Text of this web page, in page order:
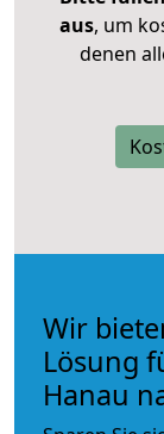
aus, um
denen
Wir
Lösung
Hanau